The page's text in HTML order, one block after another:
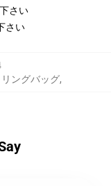
さい
さい
ングバッグ,